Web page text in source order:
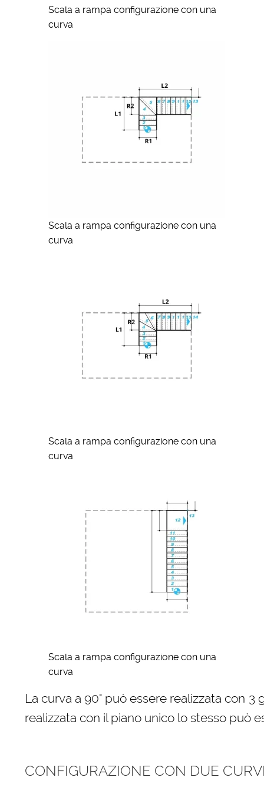
Scala a rampa configurazione con una
curva
Scala a rampa configurazione con una
curva
Scala a rampa configurazione con una
curva
Scala a rampa configurazione con una
curva
La curva a 90° può essere realizzata con
realizzata con il piano unico lo stesso può
CONFIGURAZIONE CON DUE